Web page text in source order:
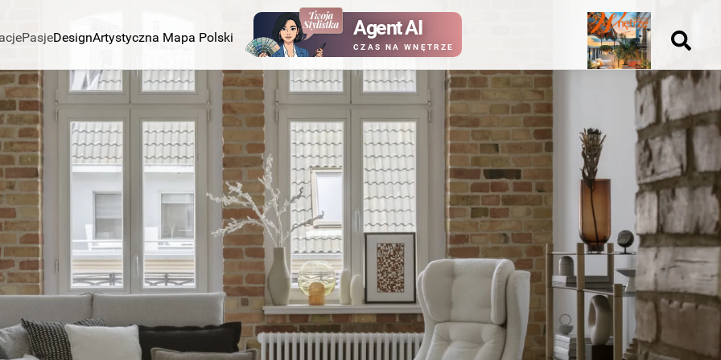
PasjeDesignArtystyczna Mapa Polski Agent AI
CZAS NA WNĘTRZE
Nowy
numer
kup ten
numer
Wydanie papierowe
kup ten
numer
Wydanie cyfrowe